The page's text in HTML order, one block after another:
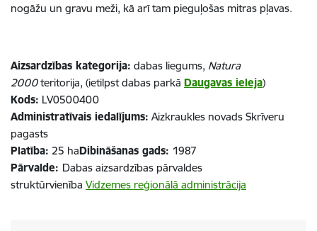
nogāžu un gravu meži, kā arī tam pieguļošas mitras pļavas.
Aizsardzības kategorija: dabas liegums, Natura
2000teritorija, (ietilpst dabas parkā Daugavas ieleja)
Kods: LV0500400
Administratīvais iedalījums: Aizkraukles novads Skrīveru
pagasts
Platība: 25 haDibināšanas gads: 1987
Pārvalde: Dabas aizsardzības pārvaldes
struktūrvienība Vidzemes reģionālā administrācija